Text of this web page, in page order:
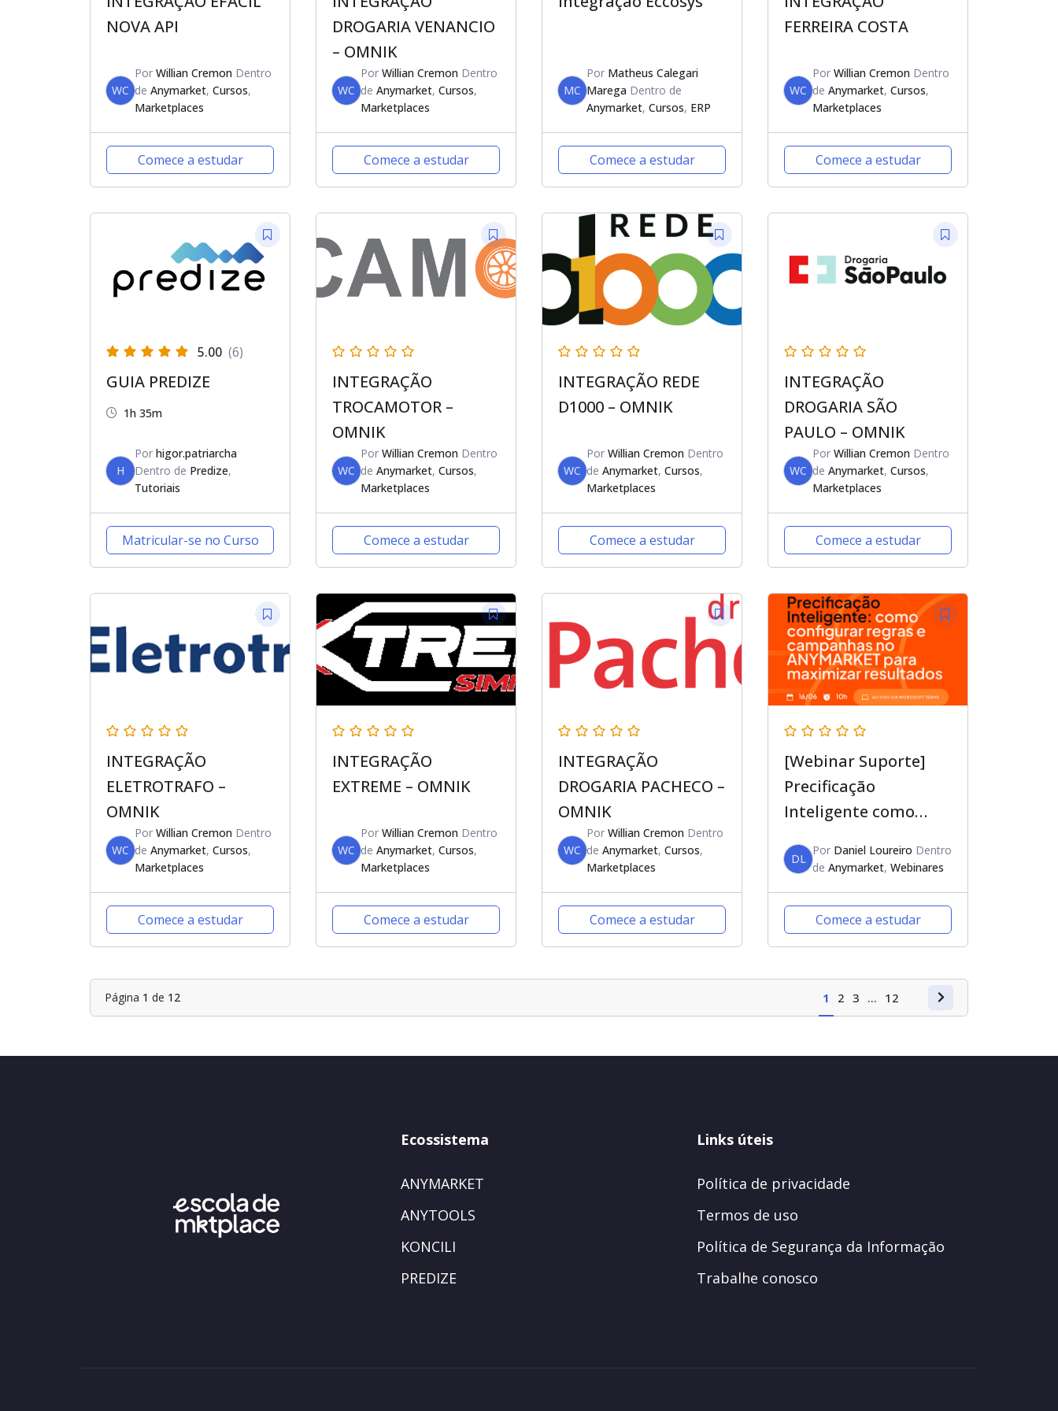
NOVA API
WC
Por Willian Cremon Dentro
de Anymarket, Cursos,
Marketplaces
Comece a estudar
DROGARIA VENANCIO
– OMNIK
WC
Por Willian Cremon Dentro
de Anymarket, Cursos,
Marketplaces
Comece a estudar
MC
Por Matheus Calegari
Marega Dentro de
Anymarket, Cursos, ERP
Comece a estudar
FERREIRA COSTA
WC
Por Willian Cremon Dentro
de Anymarket, Cursos,
Marketplaces
Comece a estudar
5.00 (6)
GUIA PREDIZE
1h 35m
H
Por higor.patriarcha
Dentro de Predize,
Tutoriais
Matricular-se no Curso
INTEGRAÇÃO
TROCAMOTOR –
OMNIK
WC
Por Willian Cremon Dentro
de Anymarket, Cursos,
Marketplaces
Comece a estudar
INTEGRAÇÃO REDE
D1000 – OMNIK
WC
Por Willian Cremon Dentro
de Anymarket, Cursos,
Marketplaces
Comece a estudar
INTEGRAÇÃO
DROGARIA SÃO
PAULO – OMNIK
WC
Por Willian Cremon Dentro
de Anymarket, Cursos,
Marketplaces
Comece a estudar
INTEGRAÇÃO
ELETROTRAFO –
OMNIK
WC
Por Willian Cremon Dentro
de Anymarket, Cursos,
Marketplaces
Comece a estudar
INTEGRAÇÃO
EXTREME – OMNIK
WC
Por Willian Cremon Dentro
de Anymarket, Cursos,
Marketplaces
Comece a estudar
INTEGRAÇÃO
DROGARIA PACHECO –
OMNIK
WC
Por Willian Cremon Dentro
de Anymarket, Cursos,
Marketplaces
Comece a estudar
[Webinar Suporte]
Precificação
Inteligente como
campanhas no
ANYMARKET
DL
Por Daniel Loureiro Dentro
de Anymarket, Webinares
Comece a estudar
Página 1 de 12 1 2 3 … 12
Ecossistema
ANYMARKET
ANYTOOLS
KONCILI
PREDIZE
Links úteis
Política de privacidade
Termos de uso
Política de Segurança da Informação
Trabalhe conosco